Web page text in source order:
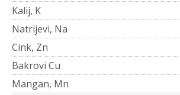
Kalij, K
Natrijevi, Na
Cink, Zn
Bakrovi Cu
Mangan, Mn